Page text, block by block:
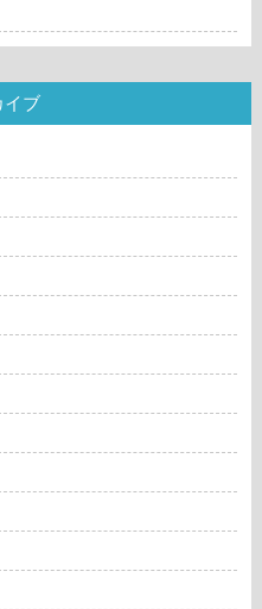
イブ